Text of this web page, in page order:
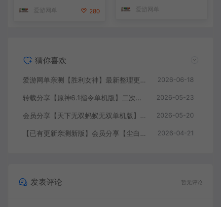
爱游网单 280 爱游网单
猜你喜欢
爱游网单亲测【胜利女神】最新整理更新第6版NIKKE胜利女神妮姬单机版方舟活动147版本官服GM可无限抽卡全剧情免虚拟机一键端视频安装教学 2026-06-18
转载分享【原神6.1指令单机版】二次元网游单机版 指令模拟端 登录 战斗 地图 魔物 背包 抽卡 商店 MOD 未亲测图文教学 2026-05-23
会员分享【天下无双蚂蚁无双单机版】最新整理单机版本 带GM命令后台 武侠怀旧网游 免虚拟机一键端 配套视频教学 2026-05-20
【已有更新亲测新版】会员分享【尘白单机版】二次元射击类网游单机版一键端 2026-04-21
发表评论 暂无评论